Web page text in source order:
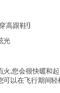
高跟鞋!)
光
,您会很快暖和
可以在飞行期间轻